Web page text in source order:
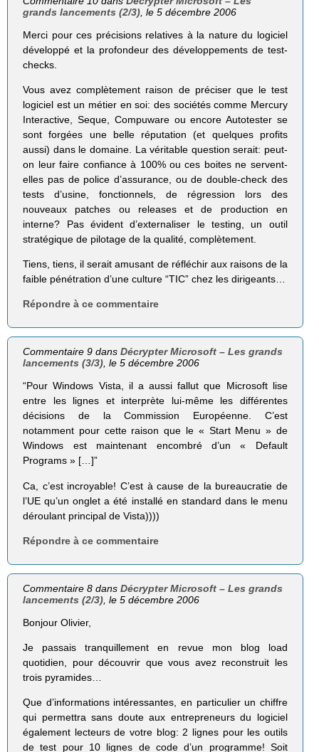
grands lancements (2/3) , le 5 décembre 2006
Merci pour ces précisions relatives à la nature du logiciel
développé et la profondeur des développements de test-
checks.
Vous avez complètement raison de préciser que le test
logiciel est un métier en soi: des sociétés comme Mercury
Interactive, Seque, Compuware ou encore Autotester se
sont forgées une belle réputation (et quelques profits
aussi) dans le domaine. La véritable question serait: peut-
on leur faire confiance à 100% ou ces boites ne servent-
elles pas de police d’assurance, ou de double-check des
tests d’usine, fonctionnels, de régression lors des
nouveaux patches ou releases et de production en
interne? Pas évident d’externaliser le testing, un outil
stratégique de pilotage de la qualité, complètement.
Tiens, tiens, il serait amusant de réfléchir aux raisons de la
faible pénétration d’une culture “TIC” chez les dirigeants…
Répondre à ce commentaire
Commentaire 9 dansDécrypter Microsoft – Les grands
lancements (3/3), le 5 décembre 2006
“Pour Windows Vista, il a aussi fallut que Microsoft lise
entre les lignes et interprète lui-même les différentes
décisions de la Commission Européenne. C’est
notamment pour cette raison que le « Start Menu » de
Windows est maintenant encombré d’un « Default
Programs » […]”
Ca, c’est incroyable! C’est à cause de la bureaucratie de
l’UE qu’un onglet a été installé en standard dans le menu
déroulant principal de Vista))))
Répondre à ce commentaire
Commentaire 8 dansDécrypter Microsoft – Les grands
lancements (2/3) , le 5 décembre 2006
Bonjour Olivier,
Je passais tranquillement en revue mon blog load
quotidien, pour découvrir que vous avez reconstruit les
trois pyramides…
Que d’informations intéressantes, en particulier un chiffre
qui permettra sans doute aux entrepreneurs du logiciel
également lecteurs de votre blog: 2 lignes pour les outils
de test pour 10 lignes de code d’un programme! Soit